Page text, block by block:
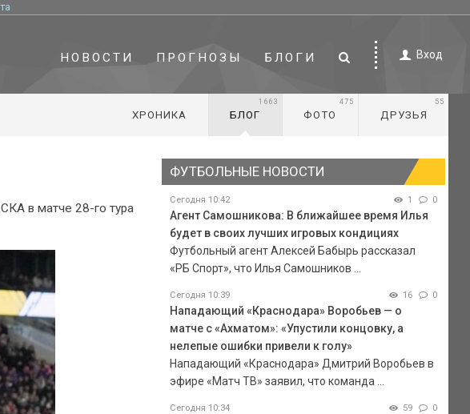
НОВОСТИ ПРОГНОЗЫ БЛОГИ Вход
ХРОНИКА БЛОГ
1663
ФОТО
475
ДРУЗЬЯ
55
в матче 28-го тура
ФУТБОЛЬНЫЕ НОВОСТИ
Сегодня 10:42 1 0
Агент Самошникова: В ближайшее время Илья
будет в своих лучших игровых кондициях
Футбольный агент Алексей Бабырь рассказал
«РБ Спорт», что Илья Самошников ...
Сегодня 10:39 16 0
Нападающий «Краснодара» Воробьев — о
матче с «Ахматом»: «Упустили концовку, а
нелепые ошибки привели к голу»
Нападающий «Краснодара» Дмитрий Воробьев в
эфире «Матч ТВ» заявил, что команда ...
Сегодня 10:34 59 0